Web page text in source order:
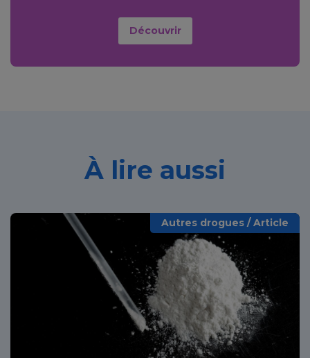
Découvrir
À lire aussi
Autres drogues / Article